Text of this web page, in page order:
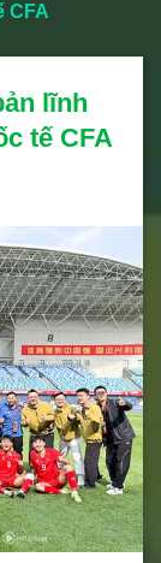
CFA
lĩnh
tế CFA